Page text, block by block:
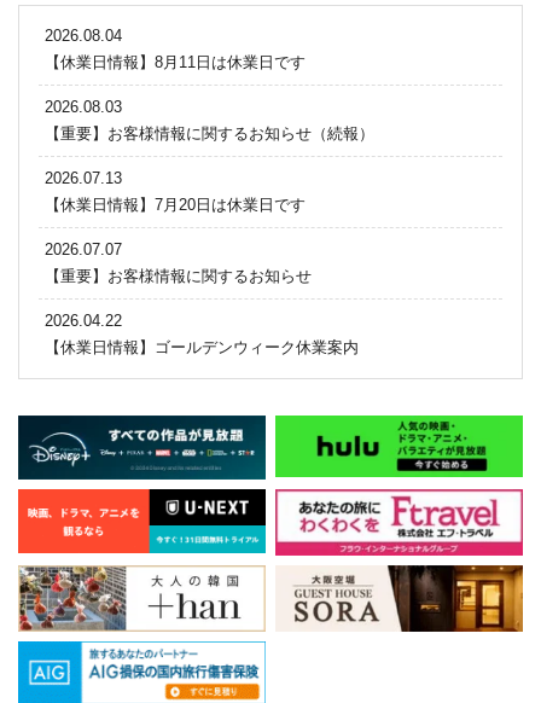
2026.08.04
【休業日情報】8月11日は休業日です
2026.08.03
【重要】お客様情報に関するお知らせ（続報）
2026.07.13
【休業日情報】7月20日は休業日です
2026.07.07
【重要】お客様情報に関するお知らせ
2026.04.22
【休業日情報】ゴールデンウィーク休業案内